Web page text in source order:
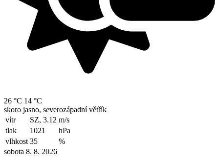
26 °C 14 °C
skoro jasno, severozápadní větřík
vítr
SZ, 3.12 m/s
tlak
1021
hPa
vlhkost 35
%
sobota 8. 8. 2026